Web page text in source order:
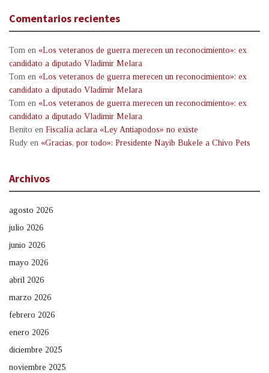
Comentarios recientes
Tom en «Los veteranos de guerra merecen un reconocimiento»: ex
candidato a diputado Vladimir Melara
Tom en «Los veteranos de guerra merecen un reconocimiento»: ex
candidato a diputado Vladimir Melara
Tom en «Los veteranos de guerra merecen un reconocimiento»: ex
candidato a diputado Vladimir Melara
Benito en Fiscalía aclara «Ley Antiapodos» no existe
Rudy en «Gracias, por todo»: Presidente Nayib Bukele a Chivo Pets
Archivos
agosto 2026
julio 2026
junio 2026
mayo 2026
abril 2026
marzo 2026
febrero 2026
enero 2026
diciembre 2025
noviembre 2025